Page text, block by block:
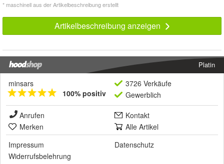
* maschinell aus der Artikelbeschreibung erstellt
Artikelbeschreibung anzeigen
Platin
minsars
100% positiv
3726 Verkäufe
Gewerblich
Anrufen
Kontakt
Merken
Alle Artikel
Impressum
Datenschutz
Widerrufsbelehrung